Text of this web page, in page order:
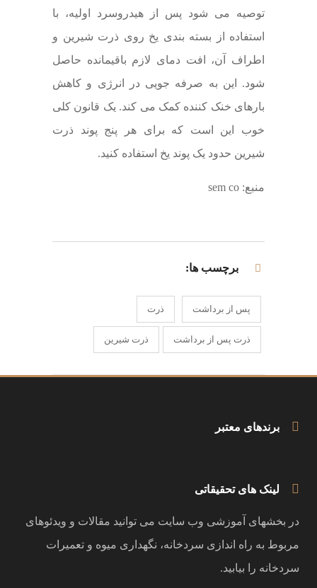
توصیه می شود پس از هیدروسرد اولیه، با
استفاده از بسته بندی یخ روی ذرت شیرین و
اطراف آن، افت دمای لازم باقیمانده حاصل
شود. این به صرفه جویی در انرژی و کاهش
بارهای خنک کننده کمک می کند. یک قانون کلی
خوب این است که برای هر پنج پوند ذرت
شیرین حدود یک پوند یخ استفاده کنید.
منبع: sem co
برچسب ها:
پس از برداشت ذرت
ذرت پس از برداشت ذرت شیرین
برندهای معتبر
لینک های تحقیقاتی
در بخشهای آموزشی وب سایت می توانید مقالات و ویدئوهای
مربوط به راه اندازی سردخانه، نگهداری میوه و تعمیرات
سردخانه را بیابید.